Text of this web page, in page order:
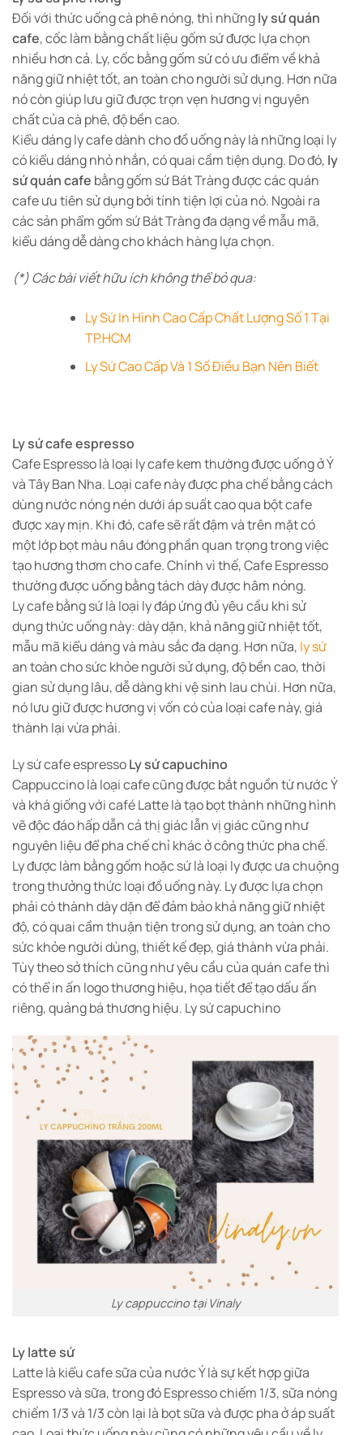
Đối với thức uống cà phê nóng, thì nhữngly sứ quán
cafe, cốc làm bằng chất liệu gốm sứ được lựa chọn
nhiều hơn cả. Ly, cốc bằng gốm sứ có ưu điểm về khả
năng giữ nhiệt tốt, an toàn cho người sử dụng. Hơn nữa
nó còn giúp lưu giữ được trọn vẹn hương vị nguyên
chất của cà phê, độ bền cao.
Kiểu dáng ly cafe dành cho đồ uống này là những loại ly
có kiểu dáng nhỏ nhắn, có quai cầm tiện dụng. Do đó, ly
sứ quán cafe bằng gốm sứ Bát Tràng được các quán
cafe ưu tiên sử dụng bởi tính tiện lợi của nó. Ngoài ra
các sản phẩm gốm sứ Bát Tràng đa dạng về mẫu mã,
kiểu dáng dễ dàng cho khách hàng lựa chọn.
(*) Các bài viết hữu ích không thể bỏ qua:
Ly Sứ In Hình Cao Cấp Chất Lượng Số 1 Tại
TP.HCM
Ly Sứ Cao Cấp Và 1 Số Điều Bạn Nên Biết
Ly sứ cafe espresso
Cafe Espresso là loại ly cafe kem thường được uống ở Ý
và Tây Ban Nha. Loại cafe này được pha chế bằng cách
dùng nước nóng nén dưới áp suất cao qua bột cafe
được xay mịn. Khi đó, cafe sẽ rất đậm và trên mặt có
một lớp bọt màu nâu đóng phần quan trọng trong việc
tạo hương thơm cho cafe. Chính vì thế, Cafe Espresso
thường được uống bằng tách dày được hâm nóng.
Ly cafe bằng sứ là loại ly đáp ứng đủ yêu cầu khi sử
dụng thức uống này: dày dặn, khả năng giữ nhiệt tốt,
mẫu mã kiểu dáng và màu sắc đa dạng. Hơn nữa, ly sứ
an toàn cho sức khỏe người sử dụng, độ bền cao, thời
gian sử dụng lâu, dễ dàng khi vệ sinh lau chùi. Hơn nữa,
nó lưu giữ được hương vị vốn có của loại cafe này, giá
thành lại vừa phải.
Ly sứ cafe espressoLy sứ capuchino
Cappuccino là loại cafe cũng được bắt nguồn từ nước Ý
và khá giống với café Latte là tạo bọt thành những hình
vẽ độc đáo hấp dẫn cả thị giác lẫn vị giác cũng như
nguyên liệu để pha chế chỉ khác ở công thức pha chế.
Ly được làm bằng gốm hoặc sứ là loại ly được ưa chuộng
trong thưởng thức loại đồ uống này. Ly được lựa chọn
phải có thành dày dặn để đảm bảo khả năng giữ nhiệt
độ, có quai cầm thuận tiện trong sử dụng, an toàn cho
sức khỏe người dùng, thiết kế đẹp, giá thành vừa phải.
Tùy theo sở thích cũng như yêu cầu của quán cafe thì
có thể in ấn logo thương hiệu, họa tiết để tạo dấu ấn
riêng, quảng bá thương hiệu. Ly sứ capuchino
Ly cappuccino tại Vinaly
Ly latte sứ
Latte là kiểu cafe sữa của nước Ý là sự kết hợp giữa
Espresso và sữa, trong đó Espresso chiếm 1/3, sữa nóng
chiếm 1/3 và 1/3 còn lại là bọt sữa và được pha ở áp suất